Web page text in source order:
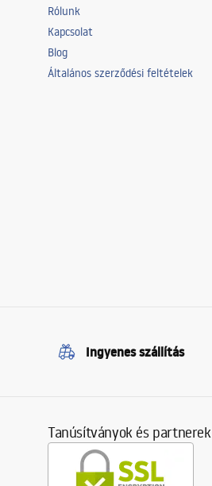
Rólunk
Kapcsolat
Blog
Általános szerződési feltételek
Ingyenes szállítás
Tanúsítványok és partnerek